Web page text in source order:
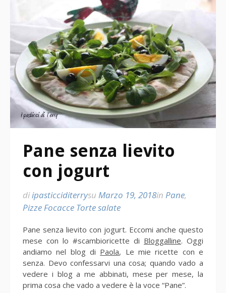
Pane senza lievito
con jogurt
diipasticciditerrysu Marzo 19, 2018in Pane,
Pizze Focacce Torte salate
Pane senza lievito con jogurt. Eccomi anche questo
mese con lo #scambioricette di Bloggalline. Oggi
andiamo nel blog di Paola, Le mie ricette con e
senza. Devo confessarvi una cosa; quando vado a
vedere i blog a me abbinati, mese per mese, la
prima cosa che vado a vedere è la voce “Pane”.